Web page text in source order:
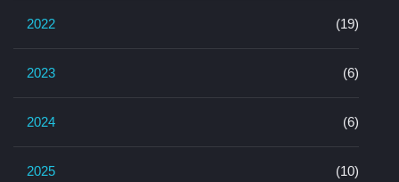
2022 (19)
2023 (6)
2024 (6)
2025 (10)